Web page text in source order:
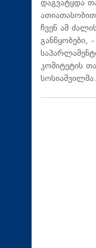
დაგვატყდა
ჩვენ ამ
განწყობები,
კომიტეტის
სოსიაშვილმა.